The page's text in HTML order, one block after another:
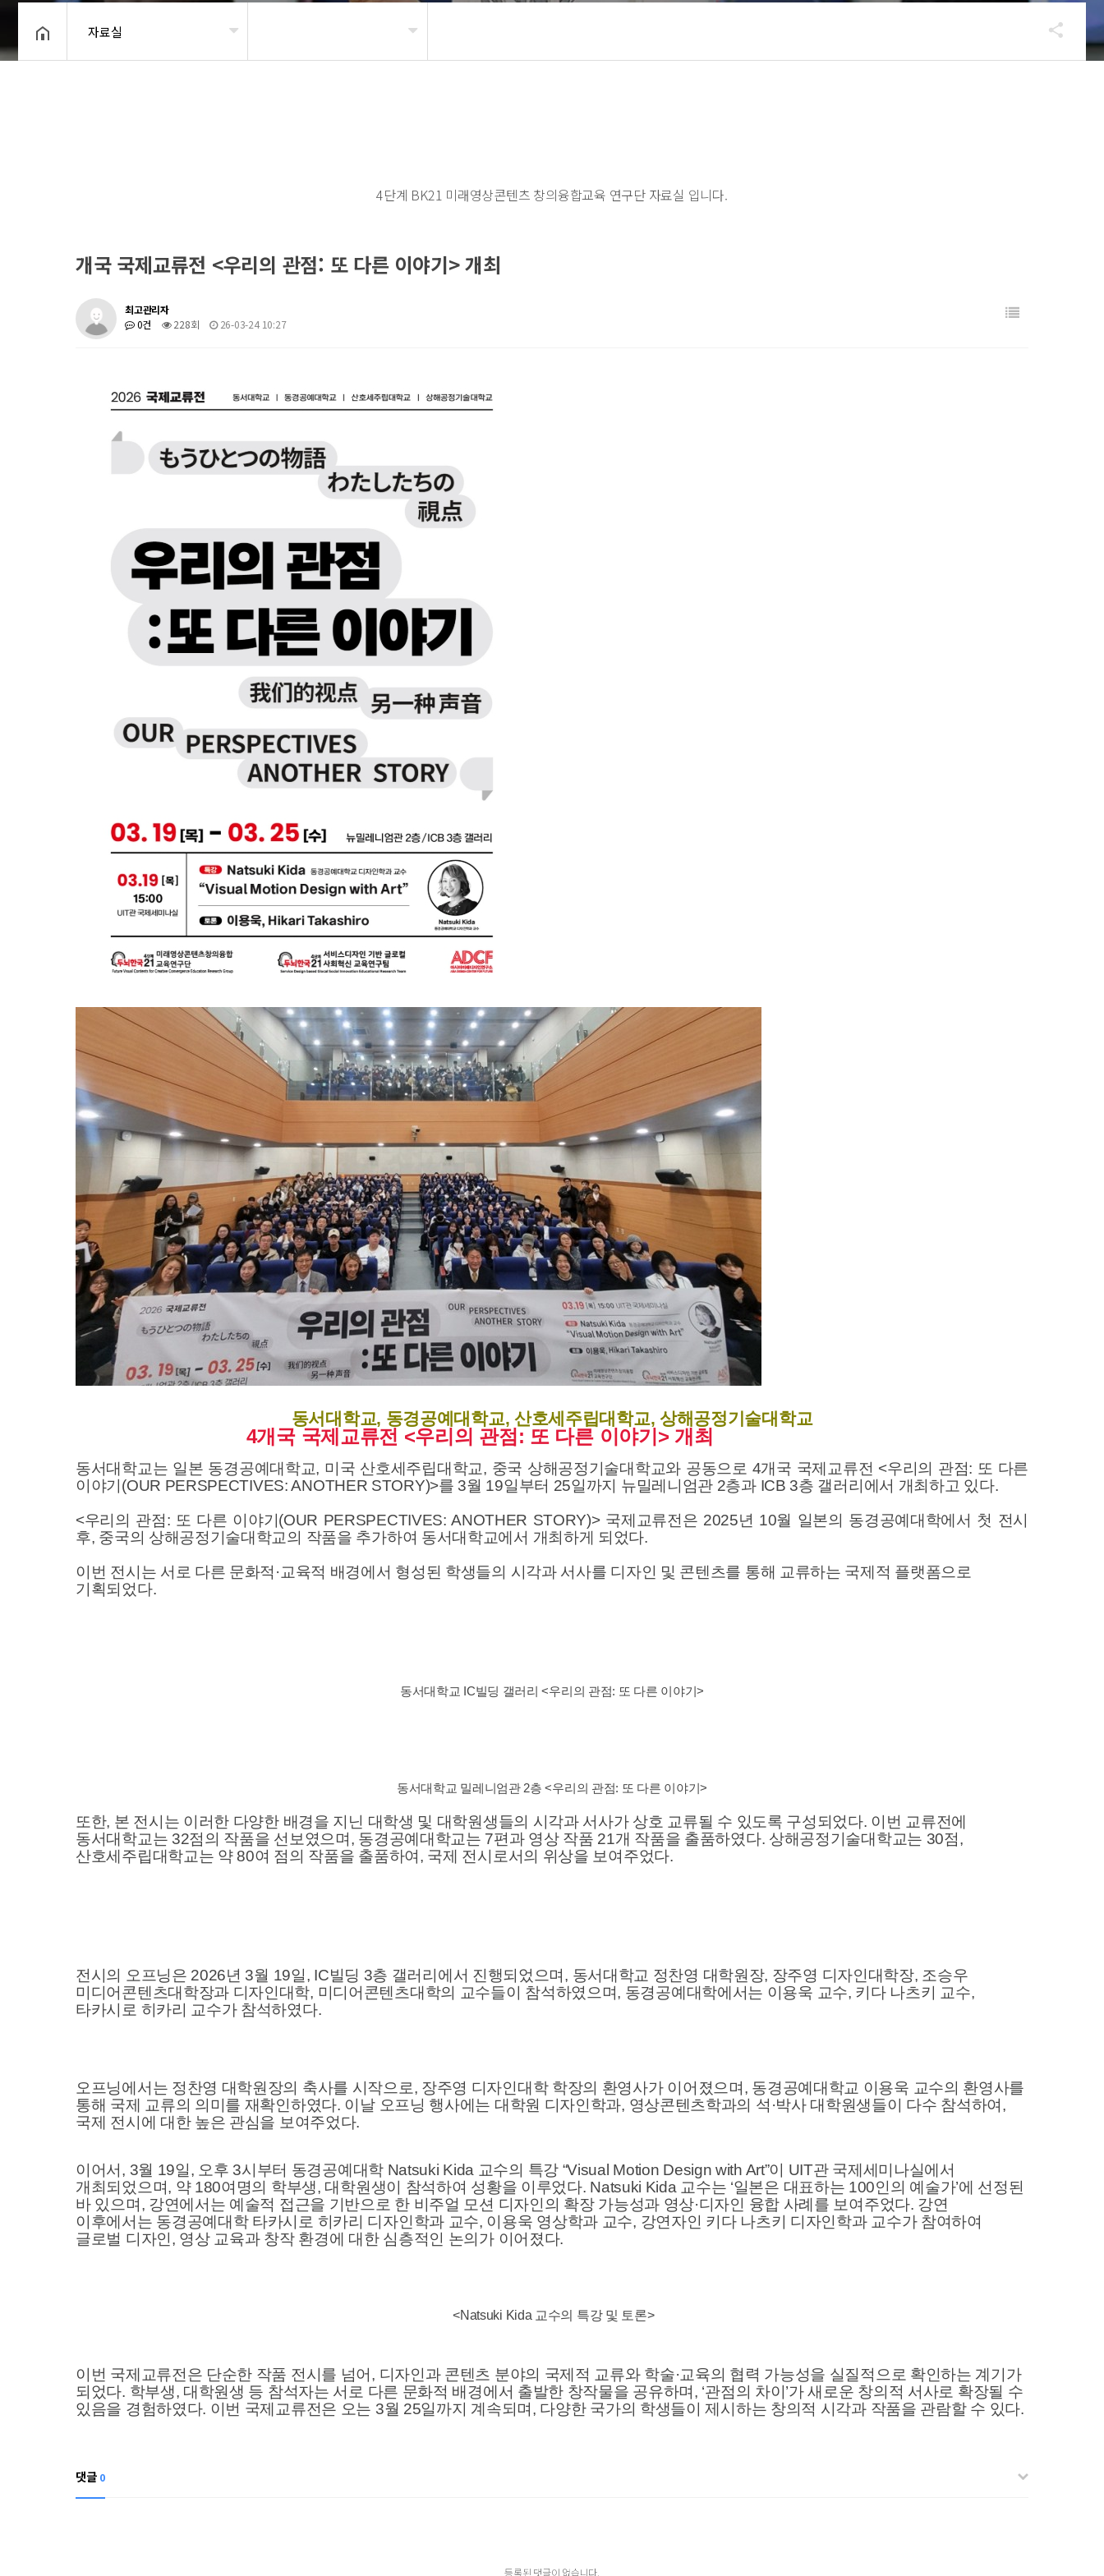
자료실
4단계 BK21 미래영상콘텐츠 창의융합교육 연구단 자료실 입니다.
개국 국제교류전 <우리의 관점: 또 다른 이야기> 개최
최고관리자
0건
228회 26-03-24 10:27
동서대학교, 동경공예대학교, 산호세주립대학교, 상해공정기술대학교
4개국 국제교류전 <우리의 관점 : 또 다른 이야기 > 개최
동서대학교는 일본 동경공예대학교, 미국 산호세주립대학교, 중국 상해공정기술대학교와 공동으로 4개국 국제교류전 <우리의 관점: 또 다른
이야기(OUR PERSPECTIVES: ANOTHER STORY)>를 3월 19일부터 25일까지 뉴밀레니엄관 2층과 ICB 3층 갤러리에서 개최하고 있다.
<우리의 관점: 또 다른 이야기(OUR PERSPECTIVES: ANOTHER STORY)> 국제교류전은 2025년 10월 일본의 동경공예대학에서 첫 전시
후, 중국의 상해공정기술대학교의 작품을 추가하여 동서대학교에서 개최하게 되었다.
이번 전시는 서로 다른 문화적·교육적 배경에서 형성된 학생들의 시각과 서사를 디자인 및 콘텐츠를 통해 교류하는 국제적 플랫폼으로
기획되었다.
동서대학교 IC빌딩 갤러리 <우리의 관점: 또 다른 이야기>
동서대학교 밀레니엄관 2층 <우리의 관점: 또 다른 이야기>
또한, 본 전시는 이러한 다양한 배경을 지닌 대학생 및 대학원생들의 시각과 서사가 상호 교류될 수 있도록 구성되었다. 이번 교류전에
동서대학교는 32점의 작품을 선보였으며, 동경공예대학교는 7편과 영상 작품 21개 작품을 출품하였다. 상해공정기술대학교는 30점,
산호세주립대학교는 약 80여 점의 작품을 출품하여, 국제 전시로서의 위상을 보여주었다.
전시의 오프닝은 2026년 3월 19일, IC빌딩 3층 갤러리에서 진행되었으며, 동서대학교 정찬영 대학원장, 장주영 디자인대학장, 조승우
미디어콘텐츠대학장과 디자인대학, 미디어콘텐츠대학의 교수들이 참석하였으며, 동경공예대학에서는 이용욱 교수, 키다 나츠키 교수,
타카시로 히카리 교수가 참석하였다.
오프닝에서는 정찬영 대학원장의 축사를 시작으로, 장주영 디자인대학 학장의 환영사가 이어졌으며, 동경공예대학교 이용욱 교수의 환영사를
통해 국제 교류의 의미를 재확인하였다. 이날 오프닝 행사에는 대학원 디자인학과, 영상콘텐츠학과의 석·박사 대학원생들이 다수 참석하여,
국제 전시에 대한 높은 관심을 보여주었다.
이어서, 3월 19일, 오후 3시부터 동경공예대학 Natsuki Kida 교수의 특강 “Visual Motion Design with Art”이 UIT관 국제세미나실에서
개최되었으며, 약 180여명의 학부생, 대학원생이 참석하여 성황을 이루었다. Natsuki Kida 교수는 ‘일본은 대표하는 100인의 예술가’에 선정된
바 있으며, 강연에서는 예술적 접근을 기반으로 한 비주얼 모션 디자인의 확장 가능성과 영상·디자인 융합 사례를 보여주었다. 강연
이후에서는 동경공예대학 타카시로 히카리 디자인학과 교수, 이용욱 영상학과 교수, 강연자인 키다 나츠키 디자인학과 교수가 참여하여
글로벌 디자인, 영상 교육과 창작 환경에 대한 심층적인 논의가 이어졌다.
<Natsuki Kida 교수의 특강 및 토론>
이번 국제교류전은 단순한 작품 전시를 넘어, 디자인과 콘텐츠 분야의 국제적 교류와 학술·교육의 협력 가능성을 실질적으로 확인하는 계기가
되었다. 학부생, 대학원생 등 참석자는 서로 다른 문화적 배경에서 출발한 창작물을 공유하며, ‘관점의 차이’가 새로운 창의적 서사로 확장될 수
있음을 경험하였다. 이번 국제교류전은 오는 3월 25일까지 계속되며, 다양한 국가의 학생들이 제시하는 창의적 시각과 작품을 관람할 수 있다.
댓글 0
등록된 댓글이 없습니다.